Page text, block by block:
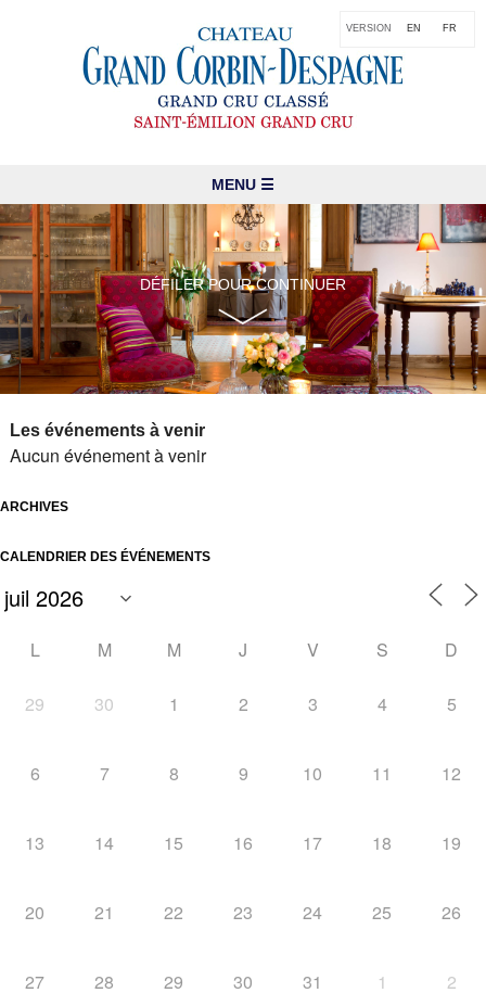
VERSION EN FR
MENU ☰
DÉFILER POUR CONTINUER
Les événements à venir
Aucun événement à venir
ARCHIVES
CALENDRIER DES ÉVÉNEMENTS
L M M J V S D
29 30 1 2 3 4 5
6 7 8 9 10 11 12
13 14 15 16 17 18 19
20 21 22 23 24 25 26
27 28 29 30 31 1 2